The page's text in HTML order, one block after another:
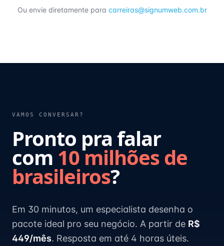
Ou envie diretamente para carreiras@signumweb.com.br
VAMOS CONVERSAR?
Pronto pra falar
com 10 milhões de
brasileiros?
Em 30 minutos, um especialista desenha o
pacote ideal pro seu negócio. A partir de R$
449/mês. Resposta em até 4 horas úteis.